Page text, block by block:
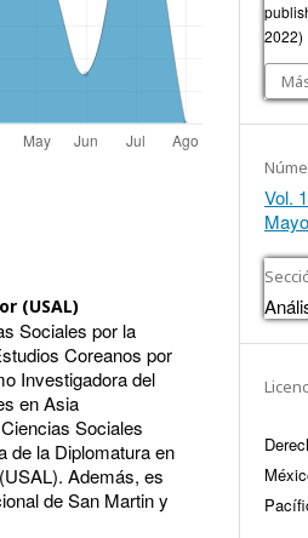
(USAL)
Sociales por la
Coreanos por
Investigadora del
en Asia
Sociales
de la Diplomatura en
Además, es
de San Martin y
2022)
Vol.